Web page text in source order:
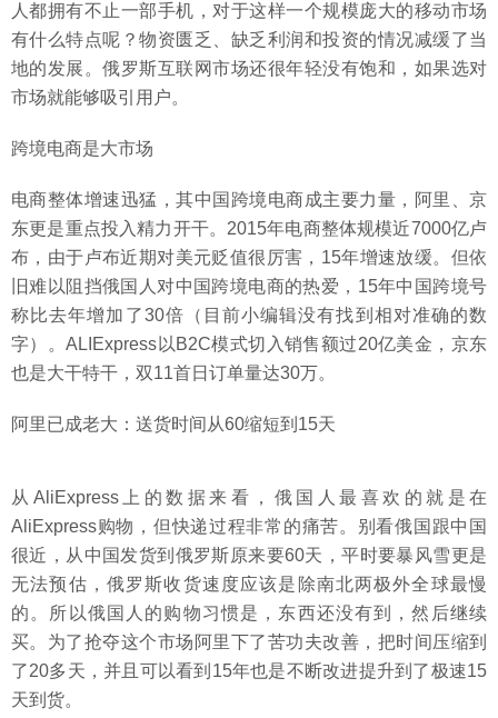
人都拥有不止一部手机，对于这样一个规模庞大的移动市场
有什么特点呢？物资匮乏、缺乏利润和投资的情况减缓了当
地的发展。俄罗斯互联网市场还很年轻没有饱和，如果选对
市场就能够吸引用户。
跨境电商是大市场
电商整体增速迅猛，其中国跨境电商成主要力量，阿里、京
东更是重点投入精力开干。2015年电商整体规模近7000亿卢
布，由于卢布近期对美元贬值很厉害，15年增速放缓。但依
旧难以阻挡俄国人对中国跨境电商的热爱，15年中国跨境号
称比去年增加了30倍（目前小编辑没有找到相对准确的数
字）。ALIExpress以B2C模式切入销售额过20亿美金，京东
也是大干特干，双11首日订单量达30万。
阿里已成老大：送货时间从60缩短到15天
从AliExpress上的数据来看，俄国人最喜欢的就是在
AliExpress购物，但快递过程非常的痛苦。别看俄国跟中国
很近，从中国发货到俄罗斯原来要60天，平时要暴风雪更是
无法预估，俄罗斯收货速度应该是除南北两极外全球最慢
的。所以俄国人的购物习惯是，东西还没有到，然后继续
买。为了抢夺这个市场阿里下了苦功夫改善，把时间压缩到
了20多天，并且可以看到15年也是不断改进提升到了极速15
天到货。